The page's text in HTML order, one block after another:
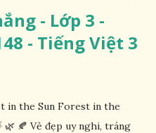
- Lớp 3 -
- Tiếng Việt 3
in the Sun Forest in the
🍂 Vẻ đẹp uy nghi, tráng